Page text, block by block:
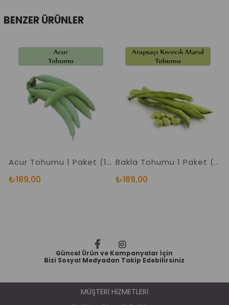
BENZER ÜRÜNLER
Acur Tohumu 1 Paket (10 Gr=300+ Adet)
₺189,00
Bakla Tohumu 1 Paket (25 Gr=20+ Adet) Yerli Bakla Tohumu
₺189,00
Güncel Ürün ve Kampanyalar İçin
Bizi Sosyal Medyadan Takip Edebilirsiniz
MÜŞTERİ HİZMETLERİ